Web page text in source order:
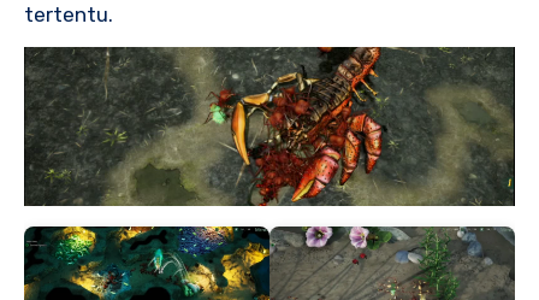
tertentu.